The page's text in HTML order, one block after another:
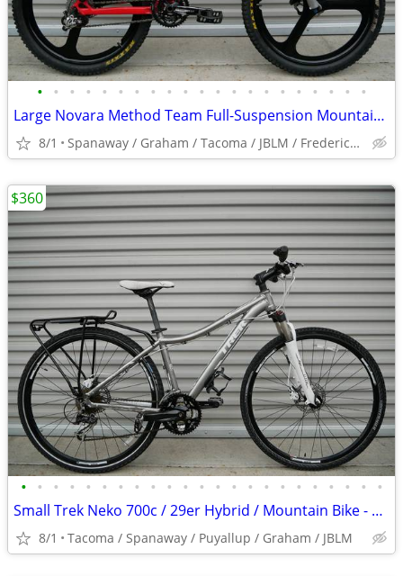
• • • • • • • • • • • • • • • • • • • • •
Large Novara Method Team Full-Suspension Mountain Bike - Bicycle
8/1 Spanaway / Graham / Tacoma / JBLM / Frederickson / Puyallup
• • • • • • • • • • • • • • • • • • • • • • •
Small Trek Neko 700c / 29er Hybrid / Mountain Bike - Bicycle - Women's
8/1 Tacoma / Spanaway / Puyallup / Graham / JBLM
$360